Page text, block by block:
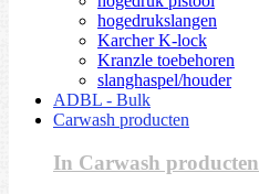
hogedrukslangen
Karcher K-lock
Kranzle toebehoren
slanghaspel/houder
ADBL - Bulk
Carwash producten
In Carwash producten